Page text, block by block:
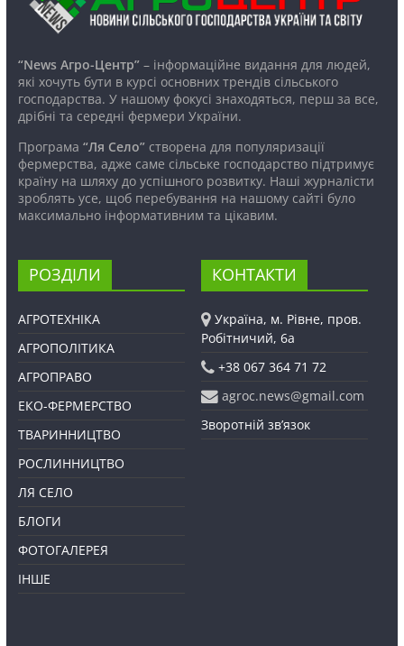
“News Агро-Центр”– інформаційне видання для людей,
які хочуть бути в курсі основних трендів сільського
господарства. У нашому фокусі знаходяться, перш за все,
дрібні та середні фермери України.
Програма “Ля Село”створена для популяризації
фермерства, адже саме сільське господарство підтримує
країну на шляху до успішного розвитку. Наші журналісти
зроблять усе, щоб перебування на нашому сайті було
максимально інформативним та цікавим.
РОЗДІЛИ
АГРОТЕХНІКА
АГРОПОЛІТИКА
АГРОПРАВО
ЕКО-ФЕРМЕРСТВО
ТВАРИННИЦТВО
РОСЛИННИЦТВО
ЛЯ СЕЛО
БЛОГИ
ФОТОГАЛЕРЕЯ
ІНШЕ
КОНТАКТИ
Україна, м. Рівне, пров.
Робітничий, 6а
+38 067 364 71 72
agroc.news@gmail.com
Зворотній зв’язок